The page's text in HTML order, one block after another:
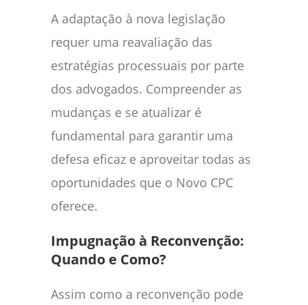
A adaptação à nova legislação
requer uma reavaliação das
estratégias processuais por parte
dos advogados. Compreender as
mudanças e se atualizar é
fundamental para garantir uma
defesa eficaz e aproveitar todas as
oportunidades que o Novo CPC
oferece.
Impugnação à Reconvenção:
Quando e Como?
Assim como a reconvenção pode